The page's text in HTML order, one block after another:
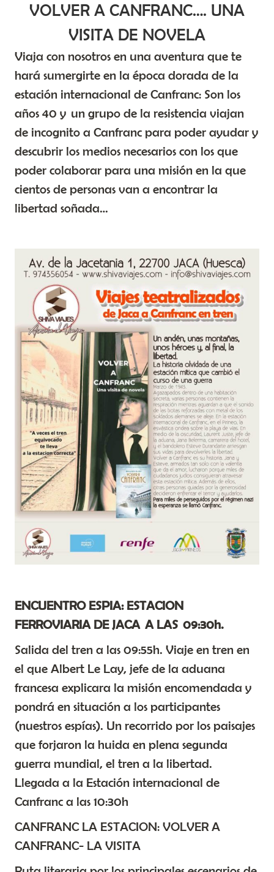
VOLVER A CANFRANC…. UNA
VISITA DE NOVELA
Viaja con nosotros en una aventura que te
hará sumergirte en la época dorada de la
estación internacional de Canfranc: Son los
años 40 y un grupo de la resistencia viajan
de incognito a Canfranc para poder ayudar y
descubrir los medios necesarios con los que
poder colaborar para una misión en la que
cientos de personas van a encontrar la
libertad soñada…
ENCUENTRO ESPIA: ESTACION
FERROVIARIA DE JACA A LAS 09:30h.
Salida del tren a las 09:55h. Viaje en tren en
el que Albert Le Lay, jefe de la aduana
francesa explicara la misión encomendada y
pondrá en situación a los participantes
(nuestros espías). Un recorrido por los paisajes
que forjaron la huida en plena segunda
guerra mundial, el tren a la libertad.
Llegada a la Estación internacional de
Canfranc a las 10:30h
CANFRANC LA ESTACION: VOLVER A
CANFRANC- LA VISITA